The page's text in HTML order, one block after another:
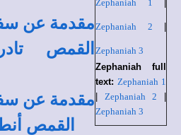
Zephaniah 1
Zephaniah 2
Zephaniah 3
Zephaniah full
text: Zephaniah 1
Zephaniah 2
Zephaniah 3
مقدمة عن
القمص
مقدمة عن
القمص